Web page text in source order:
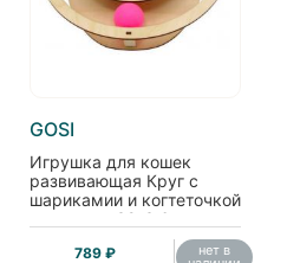
GOSI
Игрушка для кошек
развивающая Круг с
шарикамии и когтеточкой
из каната, 32*3,6 см
789 ₽ нет в